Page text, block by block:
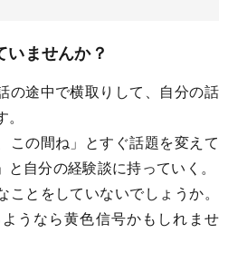
いませんか？
の途中で横取りして、自分の話
この間ね」とすぐ話題を変えて
自分の経験談に持っていく。
とをしていないでしょうか。
うなら黄色信号かもしれませ